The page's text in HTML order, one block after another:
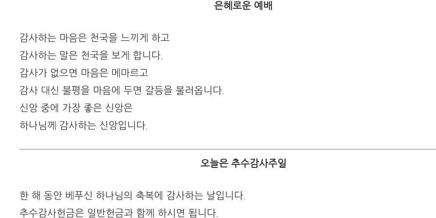
은혜로운 예배
감사하는 마음은 천국을 느끼게 하고
감사하는 말은 천국을 보게 합니다.
감사가 없으면 마음은 메마르고
감사 대신 불평을 마음에 두면 갈등을 불러옵니다.
신앙 중에 가장 좋은 신앙은
하나님께 감사하는 신앙입니다.
오늘은 추수감사주일
한 해 동안 베푸신 하나님의 축복에 감사하는 날입니다.
추수감사헌금은 일반헌금과 함께 하시면 됩니다.